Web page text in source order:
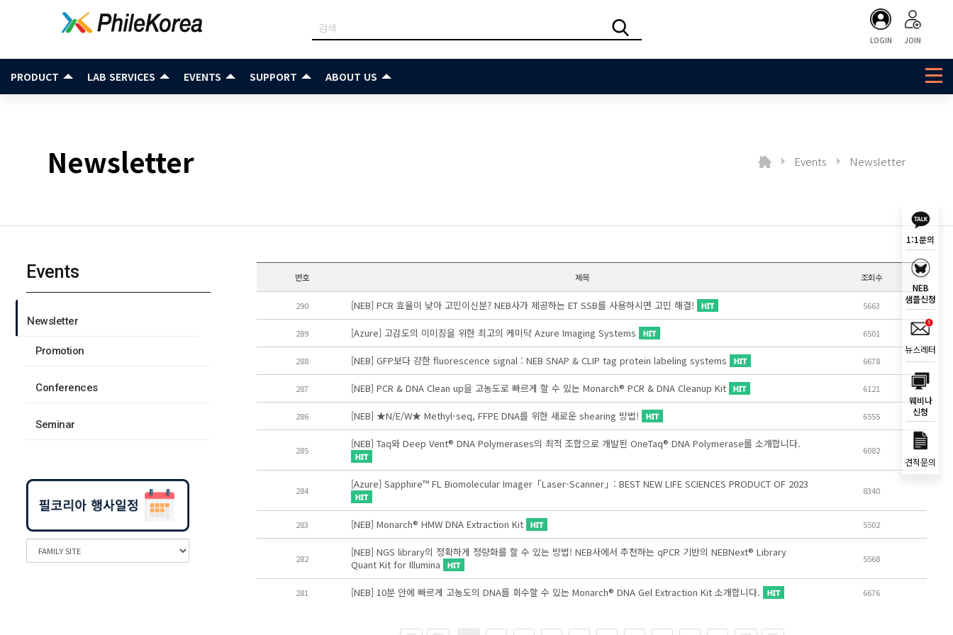
LOGIN JOIN
PRODUCT LAB SERVICES EVENTS SUPPORT ABOUT US
Newsletter Events Newsletter
Events
Newsletter
Promotion
Conferences
Seminar
번호 제목 조회수
290 [NEB] PCR 효율이 낮아 고민이신분? NEB사가 제공하는 ET SSB를 사용하시면 고민 해결! 5663
289 [Azure] 고감도의 이미징을 위한 최고의 케미닥 Azure Imaging Systems 6501
288 [NEB] GFP보다 강한 fluorescence signal : NEB SNAP & CLIP tag protein labeling systems 6678
287 [NEB] PCR & DNA Clean up을 고농도로 빠르게 할 수 있는 Monarch® PCR & DNA Cleanup Kit 6121
286 [NEB] ★N/E/W★ Methyl-seq, FFPE DNA를 위한 새로운 shearing 방법! 6555
285 [NEB] Taq와 Deep Vent® DNA Polymerases의 최적 조합으로 개발된 OneTaq® DNA Polymerase를 소개합니다. 6082
284 [Azure] Sapphire™ FL Biomolecular Imager「Laser-Scanner」: BEST NEW LIFE SCIENCES PRODUCT OF 2023 8340
283 [NEB] Monarch® HMW DNA Extraction Kit 5502
282
[NEB] NGS library의 정확하게 정량화를 할 수 있는 방법! NEB사에서 추천하는 qPCR 기반의 NEBNext® Library
Quant Kit for Illumina
5568
281 [NEB] 10분 안에 빠르게 고농도의 DNA를 회수할 수 있는 Monarch® DNA Gel Extraction Kit 소개합니다. 6676
1:1문의
NEB
샘플신청
뉴스레터
웨비나
신청
견적문의